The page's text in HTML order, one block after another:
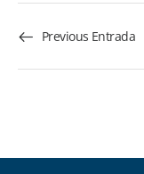
Previous Entrada